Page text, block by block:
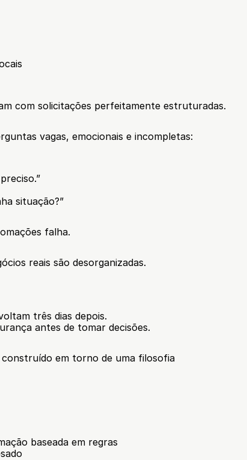
com solicitações perfeitamente estruturadas.
vagas, emocionais e incompletas:
situação?”
falha.
reais são desorganizadas.
três dias depois.
antes de tomar decisões.
construído em torno de uma filosofia
baseada em regras